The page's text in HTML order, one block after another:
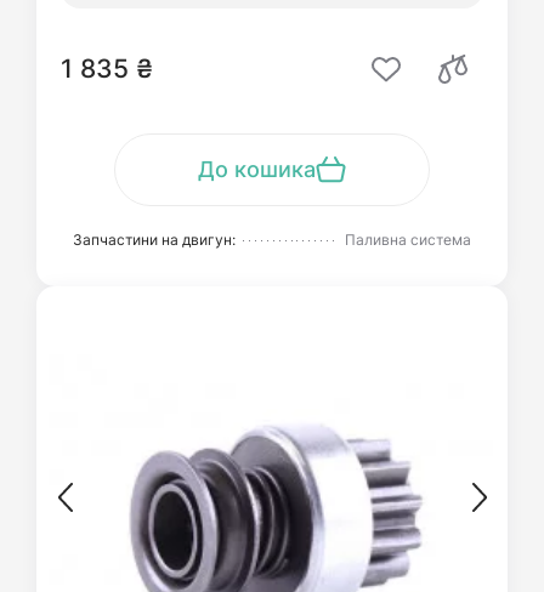
1 835 ₴
До кошика
Запчастини на двигун: Паливна система